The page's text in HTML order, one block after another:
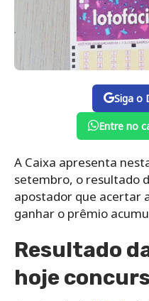
Siga o
Entre no
A Caixa apresenta
setembro, o resultado
apostador que acertar
ganhar o prêmio
Resultado
hoje